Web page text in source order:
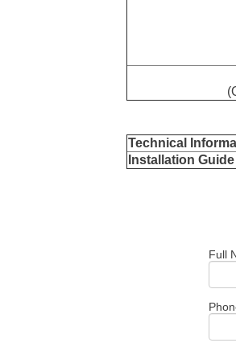
Technical
Installation Guide
Full